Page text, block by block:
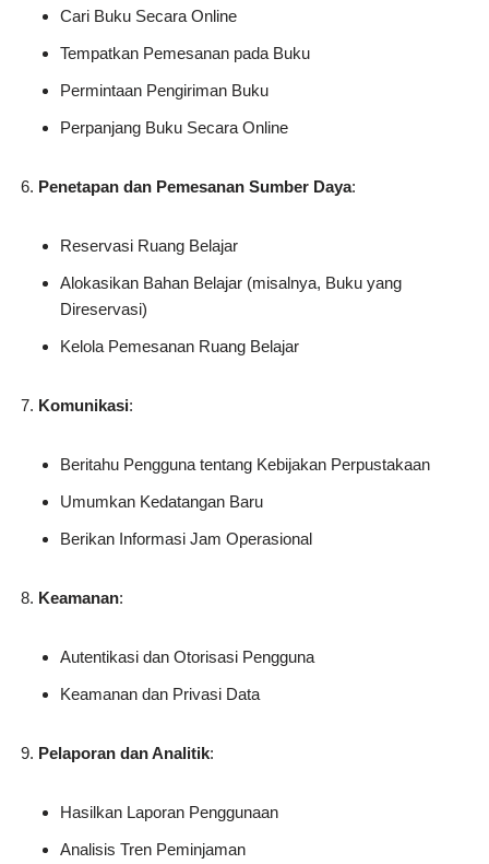
Cari Buku Secara Online
Tempatkan Pemesanan pada Buku
Permintaan Pengiriman Buku
Perpanjang Buku Secara Online
Penetapan dan Pemesanan Sumber Daya:
Reservasi Ruang Belajar
Alokasikan Bahan Belajar (misalnya, Buku yang
Direservasi)
Kelola Pemesanan Ruang Belajar
Komunikasi:
Beritahu Pengguna tentang Kebijakan Perpustakaan
Umumkan Kedatangan Baru
Berikan Informasi Jam Operasional
Keamanan:
Autentikasi dan Otorisasi Pengguna
Keamanan dan Privasi Data
Pelaporan dan Analitik:
Hasilkan Laporan Penggunaan
Analisis Tren Peminjaman